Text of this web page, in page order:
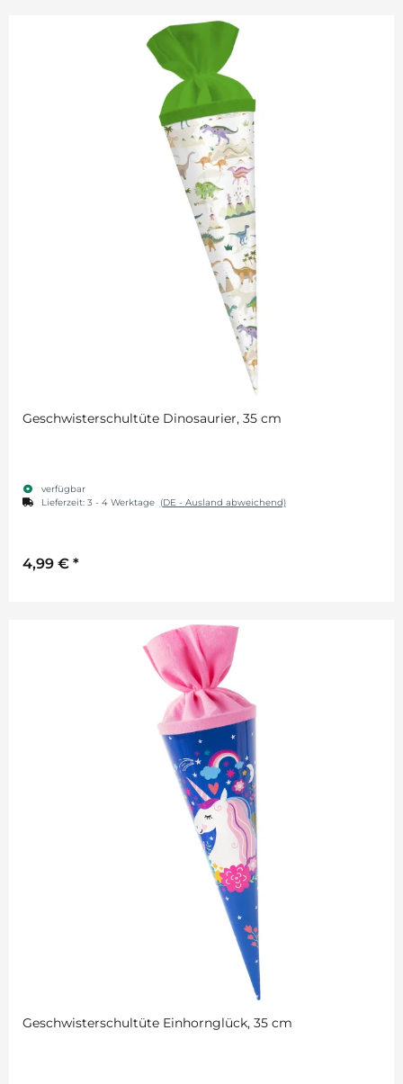
Geschwisterschultüte Dinosaurier, 35 cm
verfügbar
Lieferzeit: 3 - 4 Werktage (DE - Ausland abweichend)
4,99 € *
Geschwisterschultüte Einhornglück, 35 cm